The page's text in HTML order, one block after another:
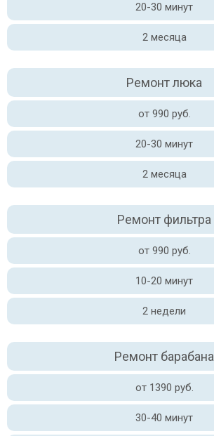
20-30 минут
2 месяца
Ремонт люка
от 990 руб.
20-30 минут
2 месяца
Ремонт фильтра
от 990 руб.
10-20 минут
2 недели
Ремонт барабана
от 1390 руб.
30-40 минут